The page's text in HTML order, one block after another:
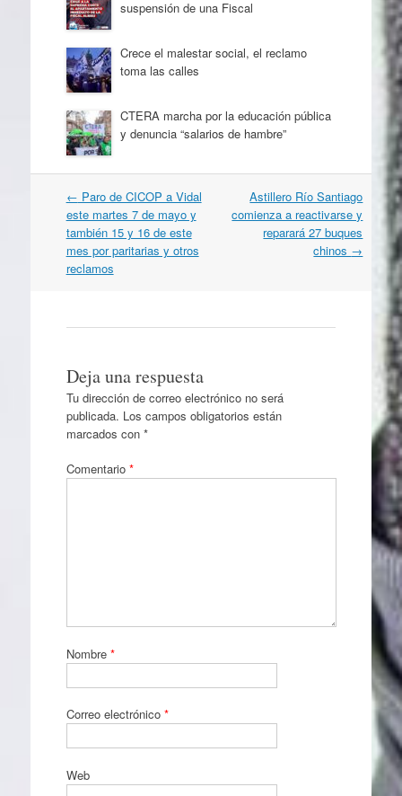
suspensión de una Fiscal
Crece el malestar social, el reclamo
toma las calles
CTERA marcha por la educación pública
y denuncia “salarios de hambre”
Navegación
por
artículos
← Paro de CICOP a Vidal
este martes 7 de mayo y
también 15 y 16 de este
mes por paritarias y otros
reclamos
Astillero Río Santiago
comienza a reactivarse y
reparará 27 buques
chinos →
Deja una respuesta
Tu dirección de correo electrónico no será
publicada. Los campos obligatorios están
marcados con *
Comentario *
Nombre *
Correo electrónico *
Web